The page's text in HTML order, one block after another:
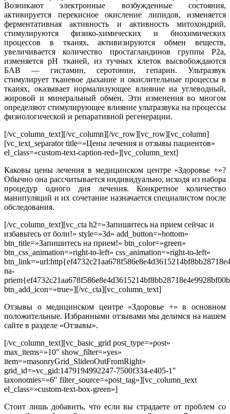
Возникают электронные возбужденные состояния,
активируется перекисное окисление липидов, изменяется
ферментативная активность и активность митохондрий,
стимулируются физико-химических и биохимических
процессов в тканях, активизируются обмен веществ,
увеличивается количество простагландинов группы Р2а,
изменяется рН тканей, из тучных клеток высвобождаются
БАВ — гистамин, серотонин, гепарин. Ультразвук
стимулирует тканевое дыхание и окислительные процессы в
тканях, оказывает нормализующее влияние на углеводный,
жировой и минеральный обмен. Эти изменения во многом
определяют стимулирующее влияние ультразвука на процессы
физиологической и репаративной регенерации.
[/vc_column_text][/vc_column][/vc_row][vc_row][vc_column]
[vc_text_separator title=»Цены лечения и отзывы пациентов»
el_class=»custom-text-caption-red»][vc_column_text]
Каковы цены лечения в медицинском центре «Здоровье +»?
Обычно она рассчитывается индивидуально, исходя из набора
процедур одного дня лечения. Конкретное количество
манипуляций и их сочетание назначается специалистом после
обследования.
[/vc_column_text][vc_cta h2=»Запишитесь на прием сейчас и
избавьтесь от боли!» style=»3d» add_button=»bottom»
btn_title=»Запишитесь на прием!» btn_color=»green»
btn_css_animation=»right-to-left» css_animation=»right-to-left»
na-
btn_add_icon=»true»][/vc_cta][vc_column_text]
Отзывы о медицинском центре «Здоровье +» в основном
положительные. Избранными отзывами мы делимся на нашем
сайте в разделе «Отзывы».
[/vc_column_text][vc_basic_grid post_type=»post»
max_items=»10″ show_filter=»yes»
item=»masonryGrid_SlideoOutFromRight»
grid_id=»vc_gid:1479194992247-7500f334-e405-1″
taxonomies=»6″ filter_source=»post_tag»][vc_column_text
el_class=»custom-text-box-green»]
Стоит лишь добавить, что если вы страдаете от проблем со